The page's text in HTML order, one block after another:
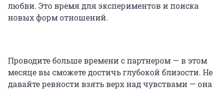
любви. Это время для экспериментов и поиска
новых форм отношений.
Проводите больше времени с партнером — в этом
месяце вы сможете достичь глубокой близости. Не
давайте ревности взять верх над чувствами — она